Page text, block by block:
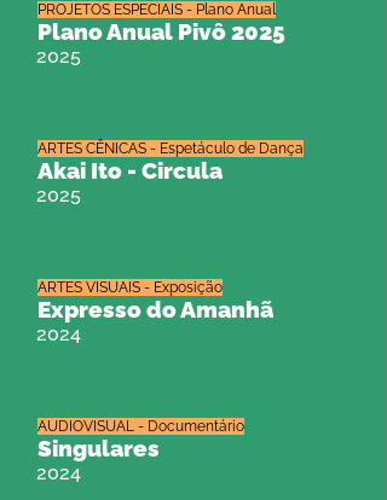
Plano Anual Pivô 2025
2025
PROJETOS ESPECIAIS - Plano Anual
Akai Ito - Circula
2025
ARTES CÊNICAS - Espetáculo de Dança
Expresso do Amanhã
2024
ARTES VISUAIS - Exposição
Singulares
2024
AUDIOVISUAL - Documentário